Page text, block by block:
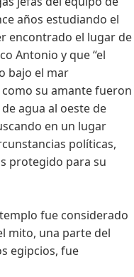
años estudiando el
encontrado el lugar de
Antonio y que “el
bajo el mar
su amante fueron
agua al oeste de
en un lugar
políticas,
protegido para su
fue considerado
mito, una parte del
egipcios, fue